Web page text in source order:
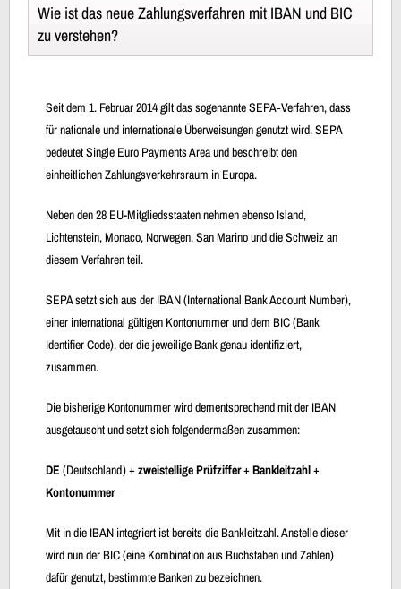
Wie ist das neue Zahlungsverfahren mit IBAN und BIC
zu verstehen?
Seit dem 1. Februar 2014 gilt das sogenannte SEPA‐Verfahren, dass
für nationale und internationale Überweisungen genutzt wird. SEPA
bedeutet Single Euro Payments Area und beschreibt den
einheitlichen Zahlungsverkehrsraum in Europa.
Neben den 28 EU-Mitgliedsstaaten nehmen ebenso Island,
Lichtenstein, Monaco, Norwegen, San Marino und die Schweiz an
diesem Verfahren teil.
SEPA setzt sich aus der IBAN (International Bank Account Number),
einer international gültigen Kontonummer und dem BIC (Bank
Identifier Code), der die jeweilige Bank genau identifiziert,
zusammen.
Die bisherige Kontonummer wird dementsprechend mit der IBAN
ausgetauscht und setzt sich folgendermaßen zusammen:
DE (Deutschland) +zweistellige Prüfziffer+Bankleitzahl+
Kontonummer
Mit in die IBAN integriert ist bereits die Bankleitzahl. Anstelle dieser
wird nun der BIC (eine Kombination aus Buchstaben und Zahlen)
dafür genutzt, bestimmte Banken zu bezeichnen.